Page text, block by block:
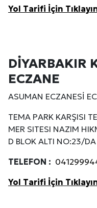
Yol Tarifi İçin
DİYARBAKIR
ECZANE
ASUMAN ECZANESİ
TEMA PARK KARŞISI
MER SITESI NAZIM
D BLOK ALTI NO:23/DA
TELEFON :
Yol Tarifi İçin